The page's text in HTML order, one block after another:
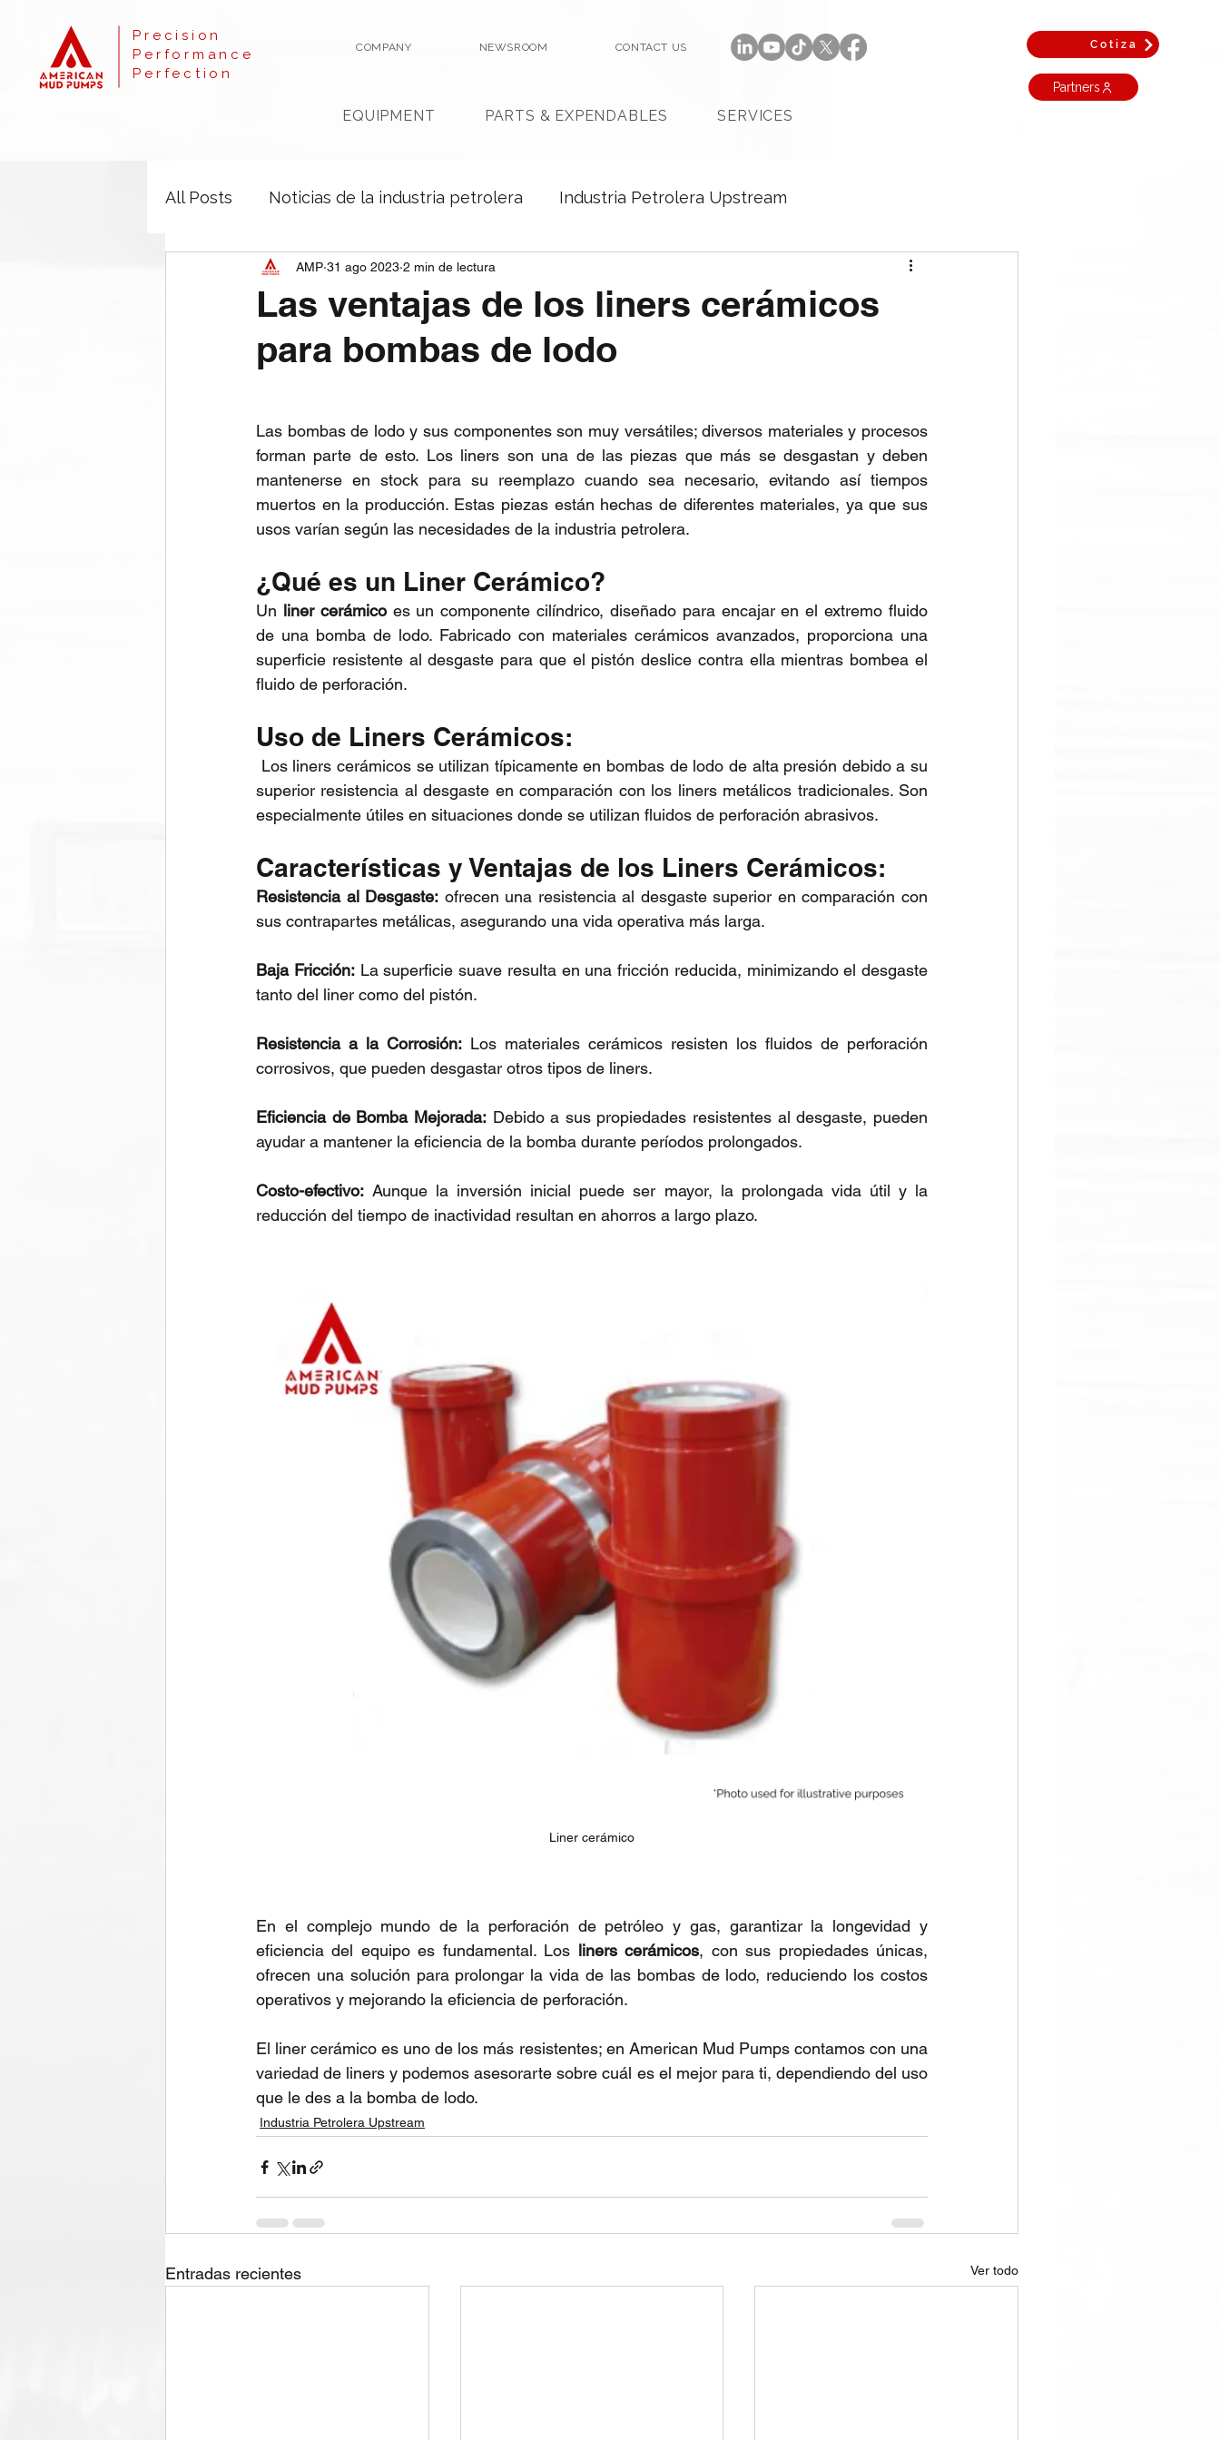
Precision
Performance
Perfection
COMPANY NEWSROOM CONTACT US
EQUIPMENT PARTS & EXPENDABLES SERVICES
Cotiza
Partners
All Posts Noticias de la industria petrolera Industria Petrolera Upstream
Las ventajas de los liners cerámicos
para bombas de lodo
AMP 31 ago 2023 2 min de lectura
Las bombas de lodo y sus componentes son muy versátiles; diversos materiales y procesos
forman parte de esto. Los liners son una de las piezas que más se desgastan y deben
mantenerse en stock para su reemplazo cuando sea necesario, evitando así tiempos
muertos en la producción. Estas piezas están hechas de diferentes materiales, ya que sus
usos varían según las necesidades de la industria petrolera.
¿Qué es un Liner Cerámico?
Un liner cerámico es un componente cilíndrico, diseñado para encajar en el extremo fluido
de una bomba de lodo. Fabricado con materiales cerámicos avanzados, proporciona una
superficie resistente al desgaste para que el pistón deslice contra ella mientras bombea el
fluido de perforación.
Uso de Liners Cerámicos:
superior resistencia al desgaste en comparación con los liners metálicos tradicionales. Son
especialmente útiles en situaciones donde se utilizan fluidos de perforación abrasivos.
Características y Ventajas de los Liners Cerámicos:
Resistencia al Desgaste: ofrecen una resistencia al desgaste superior en comparación con
sus contrapartes metálicas, asegurando una vida operativa más larga.
Baja Fricción: La superficie suave resulta en una fricción reducida, minimizando el desgaste
tanto del liner como del pistón.
Resistencia a la Corrosión: Los materiales cerámicos resisten los fluidos de perforación
corrosivos, que pueden desgastar otros tipos de liners.
Eficiencia de Bomba Mejorada: Debido a sus propiedades resistentes al desgaste, pueden
ayudar a mantener la eficiencia de la bomba durante períodos prolongados.
Costo-efectivo: Aunque la inversión inicial puede ser mayor, la prolongada vida útil y la
reducción del tiempo de inactividad resultan en ahorros a largo plazo.
Liner cerámico
En el complejo mundo de la perforación de petróleo y gas, garantizar la longevidad y
eficiencia del equipo es fundamental. Los liners cerámicos, con sus propiedades únicas,
ofrecen una solución para prolongar la vida de las bombas de lodo, reduciendo los costos
operativos y mejorando la eficiencia de perforación.
El liner cerámico es uno de los más resistentes; en American Mud Pumps contamos con una
variedad de liners y podemos asesorarte sobre cuál es el mejor para ti, dependiendo del uso
que le des a la bomba de lodo.
Industria Petrolera Upstream
Entradas recientes Ver todo